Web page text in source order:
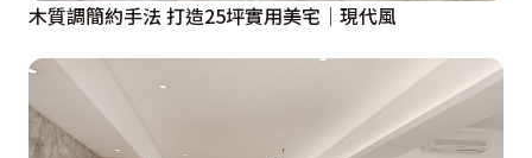
木質調簡約手法 打造25坪實用美宅│現代風